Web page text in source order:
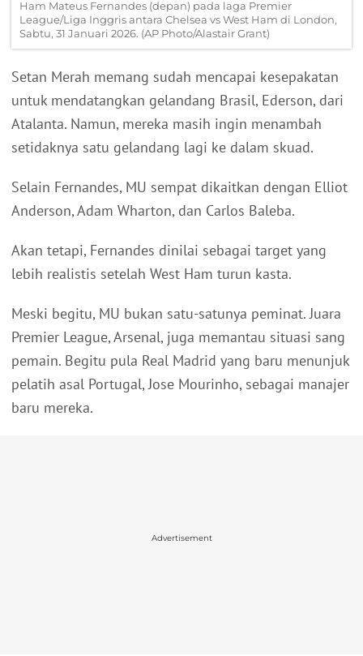
Ham Mateus Fernandes (depan) pada laga Premier
League/Liga Inggris antara Chelsea vs West Ham di London,
Sabtu, 31 Januari 2026. (AP Photo/Alastair Grant)
Setan Merah memang sudah mencapai kesepakatan
untuk mendatangkan gelandang Brasil, Ederson, dari
Atalanta. Namun, mereka masih ingin menambah
setidaknya satu gelandang lagi ke dalam skuad.
Selain Fernandes, MU sempat dikaitkan dengan Elliot
Anderson, Adam Wharton, dan Carlos Baleba.
Akan tetapi, Fernandes dinilai sebagai target yang
lebih realistis setelah West Ham turun kasta.
Meski begitu, MU bukan satu-satunya peminat. Juara
Premier League, Arsenal, juga memantau situasi sang
pemain. Begitu pula Real Madrid yang baru menunjuk
pelatih asal Portugal, Jose Mourinho, sebagai manajer
baru mereka.
Advertisement